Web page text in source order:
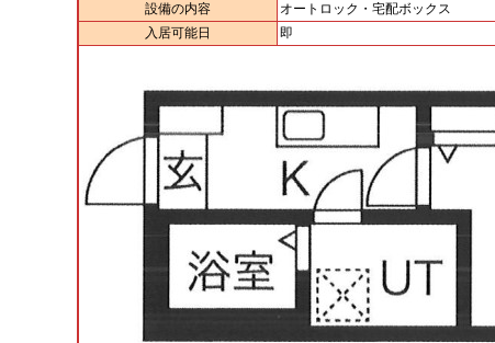
設備の内容
オートロック・宅配ボックス
入居可能日 即